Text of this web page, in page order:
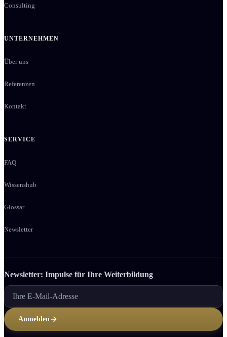
Consulting
UNTERNEHMEN
Über uns
Referenzen
Kontakt
SERVICE
FAQ
Wissenshub
Glossar
Newsletter
Newsletter: Impulse für Ihre Weiter­bildung
Anmelden